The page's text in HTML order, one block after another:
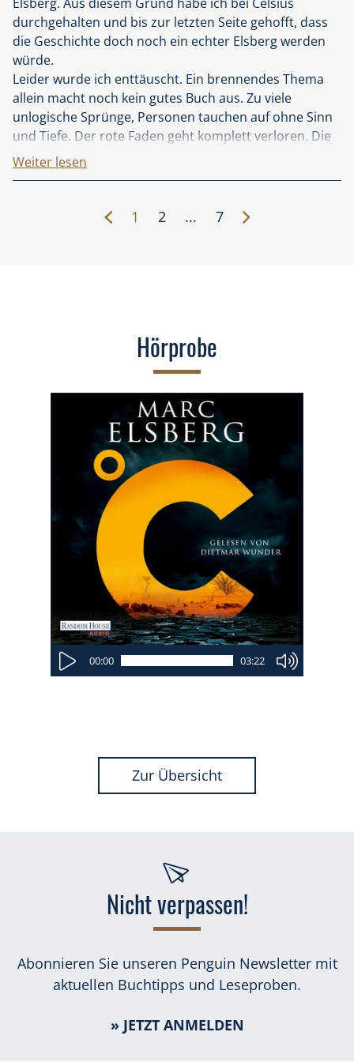
durchgehalten und bis zur letzten Seite gehofft, dass
die Geschichte doch noch ein echter Elsberg werden
würde.
Leider wurde ich enttäuscht. Ein brennendes Thema
allein macht noch kein gutes Buch aus. Zu viele
unlogische Sprünge, Personen tauchen auf ohne Sinn
und Tiefe. Der rote Faden geht komplett verloren. Die
Idee, gewisse Szenarien über ein "Imagevideo" zu
erzählen, ist beim ersten Mal gut, dieses Stilmittel aber
Weiter lesen
1 2 ... 7
Hörprobe
00:00 03:22
Zur Übersicht
Nicht verpassen!
Abonnieren Sie unseren Penguin Newsletter mit
aktuellen Buchtipps und Leseproben.
» JETZT ANMELDEN